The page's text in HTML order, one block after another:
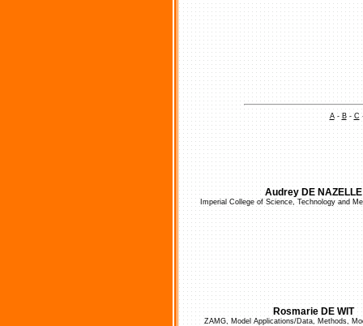
A-B-C
Audrey DE NAZELLE
Imperial College of Science, Technology and
Rosmarie DE WIT
ZAMG, Model Applications/Data, Methods,